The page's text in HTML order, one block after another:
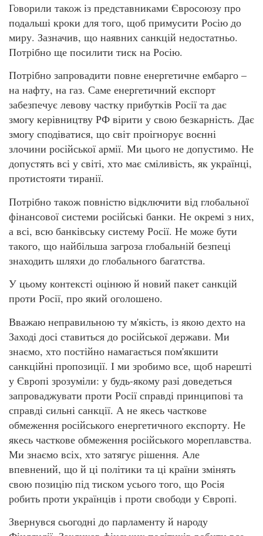
Говорили також із представниками Євросоюзу про
подальші кроки для того, щоб примусити Росію до
миру. Зазначив, що наявних санкцій недостатньо.
Потрібно ще посилити тиск на Росію.
Потрібно запровадити повне енергетичне ембарго –
на нафту, на газ. Саме енергетичний експорт
забезпечує левову частку прибутків Росії та дає
змогу керівництву РФ вірити у свою безкарність. Дає
змогу сподіватися, що світ проігнорує воєнні
злочини російської армії. Ми цього не допустимо. Не
допустять всі у світі, хто має сміливість, як українці,
протистояти тиранії.
Потрібно також повністю відключити від глобальної
фінансової системи російські банки. Не окремі з них,
а всі, всю банківську систему Росії. Не може бути
такого, що найбільша загроза глобальній безпеці
знаходить шляхи до глобального багатства.
У цьому контексті оцінюю й новий пакет санкцій
проти Росії, про який оголошено.
Вважаю неправильною ту м'якість, із якою дехто на
Заході досі ставиться до російської держави. Ми
знаємо, хто постійно намагається пом'якшити
санкційні пропозиції. І ми зробимо все, щоб нарешті
у Європі зрозуміли: у будь-якому разі доведеться
запроваджувати проти Росії справді принципові та
справді сильні санкції. А не якесь часткове
обмеження російського енергетичного експорту. Не
якесь часткове обмеження російського мореплавства.
Ми знаємо всіх, хто затягує рішення. Але
впевнений, що й ці політики та ці країни змінять
свою позицію під тиском усього того, що Росія
робить проти українців і проти свободи у Європі.
Звернувся сьогодні до парламенту й народу